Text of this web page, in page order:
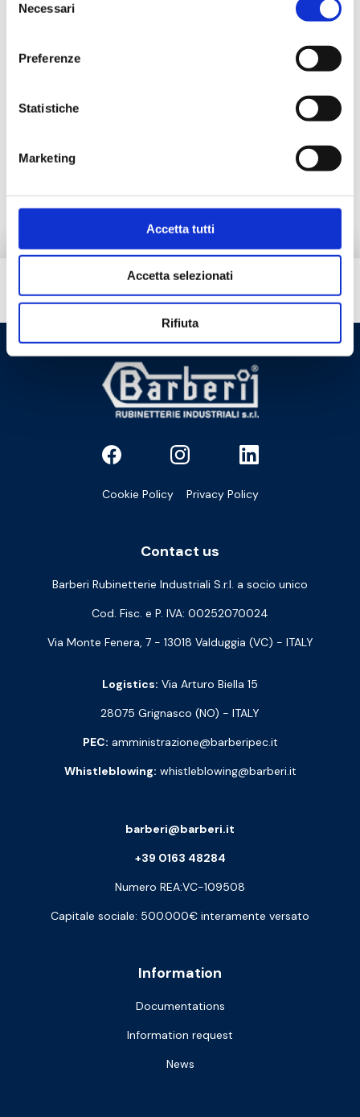
delNecessari
Preferenze
Statistiche
Marketing
Accetta tutti
Accetta selezionati
Rifiuta
Do you need help?
Cookie Policy Privacy Policy
Contact us
Barberi Rubinetterie Industriali S.r.l. a socio unico
Cod. Fisc. e P. IVA: 00252070024
Via Monte Fenera, 7 - 13018 Valduggia (VC) - ITALY
Logistics: Via Arturo Biella 15
28075 Grignasco (NO) - ITALY
PEC: amministrazione@barberipec.it
Whistleblowing: whistleblowing@barberi.it
Information
Documentations
Information request
News
barberi@barberi.it
+39 0163 48284
Numero REA:VC-109508
Capitale sociale: 500.000€ interamente versato